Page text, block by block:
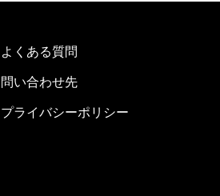
よくある質問
問い合わせ先
プライバシーポリシー